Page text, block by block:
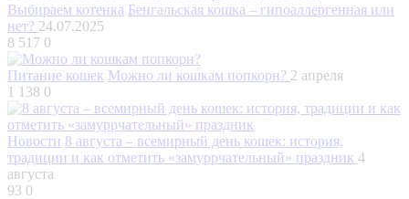
Выбираем котенка Бенгальская кошка – гипоаллергенная или
нет? 24.07.2025
8 517 0
Питание кошек Можно ли кошкам попкорн? 2 апреля
1 138 0
Новости 8 августа – всемирный день кошек: история,
традиции и как отметить «замуррчательный» праздник 4
августа
93 0